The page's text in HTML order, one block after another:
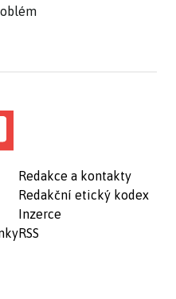
Redakce a kontakty
Redakční etický kodex
Inzerce
RSS